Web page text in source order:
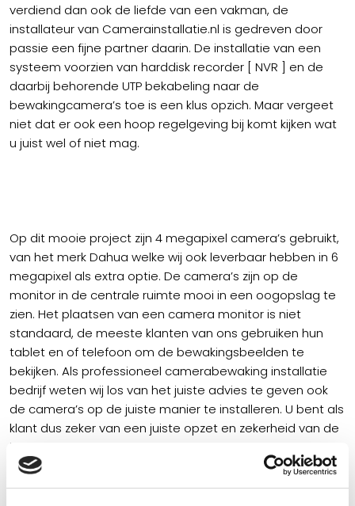
verdiend dan ook de liefde van een vakman, de
installateur van Camerainstallatie.nl is gedreven door
passie een fijne partner daarin. De installatie van een
systeem voorzien van harddisk recorder [ NVR ] en de
daarbij behorende UTP bekabeling naar de
bewakingcamera’s toe is een klus opzich. Maar vergeet
niet dat er ook een hoop regelgeving bij komt kijken wat
u juist wel of niet mag.
Op dit mooie project zijn 4 megapixel camera’s gebruikt,
van het merk Dahua welke wij ook leverbaar hebben in 6
megapixel als extra optie. De camera’s zijn op de
monitor in de centrale ruimte mooi in een oogopslag te
zien. Het plaatsen van een camera monitor is niet
standaard, de meeste klanten van ons gebruiken hun
tablet en of telefoon om de bewakingsbeelden te
bekijken. Als professioneel camerabewaking installatie
bedrijf weten wij los van het juiste advies te geven ook
de camera’s op de juiste manier te installeren. U bent als
klant dus zeker van een juiste opzet en zekerheid van de
juiste werking.